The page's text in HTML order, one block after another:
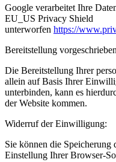
Google verarbeitet Ihre
EU_US Privacy Shield
unterworfen https://
Bereitstellung
Die Bereitstellung Ihrer
allein auf Basis Ihrer
unterbinden, kann es
der Website kommen.
Widerruf der Einwilligung:
Sie können die Speicherung
Einstellung Ihrer Browser-